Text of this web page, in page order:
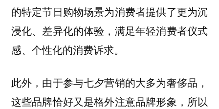
的特定节日购物场景为消费者提供了更为沉
浸化、差异化的体验，满足年轻消费者仪式
感、个性化的消费诉求。
此外，由于参与七夕营销的大多为奢侈品，
这些品牌恰好又是格外注意品牌形象，所以